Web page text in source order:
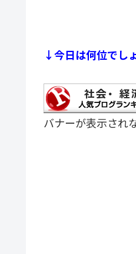
↓今日は何位でし
バナーが表示され